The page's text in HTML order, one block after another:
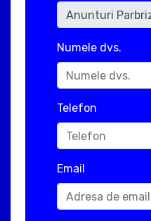
Numele dvs.
Telefon
Email